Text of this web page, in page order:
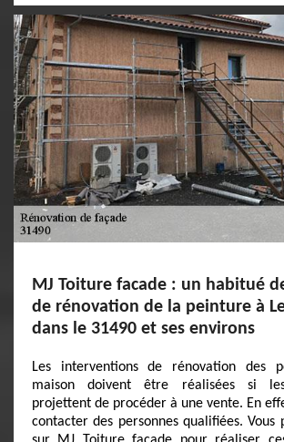
MJ Toiture facade : un habitué
de rénovation de la peinture à
dans le 31490 et ses environs
Les interventions de rénovation des
maison doivent être réalisées si
projettent de procéder à une vente. En
contacter des personnes qualifiées. Vous